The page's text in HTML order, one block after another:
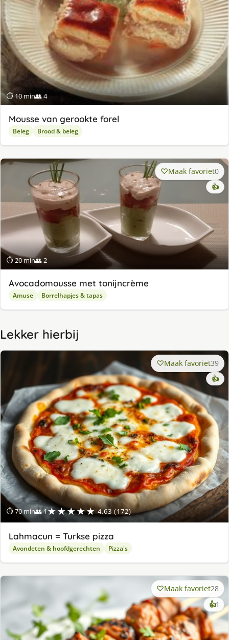
⏱ 10 min👥 4
Mousse van gerookte forel
Beleg Brood & beleg
⏱ 20 min👥 2
Maak favoriet0
👍
Avocadomousse met tonijncrème
Amuse Borrelhapjes & tapas
Lekker hierbij
⏱ 70 min👥 1★★★★★ 4.63 (172)
Maak favoriet39
👍
Lahmacun = Turkse pizza
Avondeten & hoofdgerechten Pizza's
Maak favoriet28
👍1